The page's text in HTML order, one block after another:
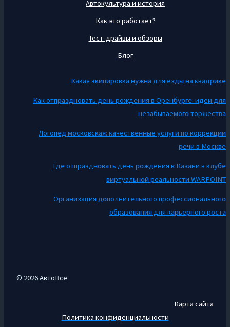
Автокультура и история
Как это работает?
Тест-драйвы и обзоры
Блог
Какая экипировка нужна для езды на квадрике
Как отпраздновать день рождения в Оренбурге: идеи для
незабываемого торжества
Логопед московская: качественные услуги по коррекции
речи в Москве
Где отпраздновать день рождения в Казани в клубе
виртуальной реальности WARPOINT
Организация дополнительного профессионального
образования для карьерного роста
© 2026 АвтоВсё
Карта сайта
Политика конфиденциальности